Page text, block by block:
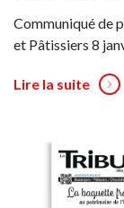
Communiqué de
et Pâtissiers 8
Lire la suite